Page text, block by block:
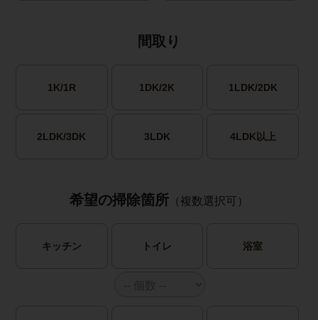
間取り
1K/1R 1DK/2K 1LDK/2DK
2LDK/3DK 3LDK 4LDK以上
希望の掃除箇所 （複数選択可）
キッチン トイレ 浴室